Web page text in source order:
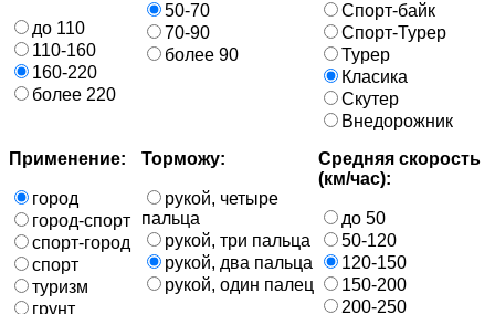
до 110
110-160
160-220
более 220
50-70
70-90
более 90
Спорт-байк
Спорт-Турер
Турер
Класика
Скутер
Внедорожник
Применение:
город
город-спорт
спорт-город
спорт
туризм
грунт
Торможу:
рукой, четыре
пальца
рукой, три пальца
рукой, два пальца
рукой, один палец
Средняя скорость
(км/час):
до 50
50-120
120-150
150-200
200-250